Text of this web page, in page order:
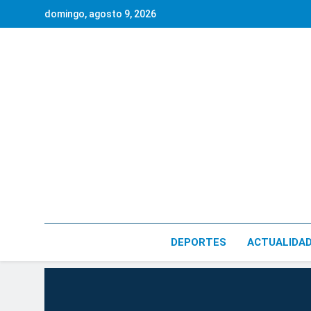
domingo, agosto 9, 2026
DEPORTES